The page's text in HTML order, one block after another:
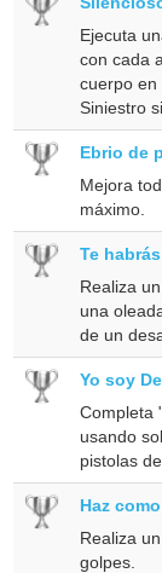
Ejecuta
con cada
cuerpo en
Siniestro
Ebrio de
Mejora
máximo.
Te
Realiza
una
de un
Yo soy
Completa
usando
pistolas
Haz
Realiza
golpes.